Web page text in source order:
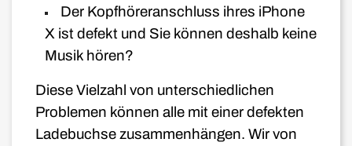
Der Kopfhöreranschluss ihres iPhone
X ist defekt und Sie können deshalb keine
Musik hören?
Diese Vielzahl von unterschiedlichen
Problemen können alle mit einer defekten
Ladebuchse zusammenhängen. Wir von